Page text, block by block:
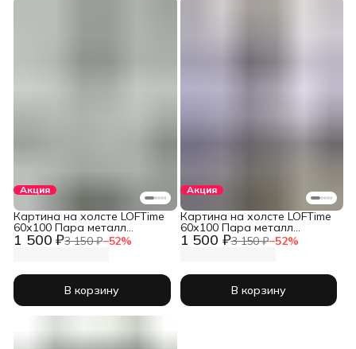
Акция
1 500 ₽3 150 ₽−52%
Картина на холсте LOFTime
60х100 Пара металл
КБ-1215-60100
В корзину
Акция
1 500 ₽3 150 ₽−52%
Картина на холсте LOFTime
60х100 Пара металл
КБ-1214-60100
В корзину